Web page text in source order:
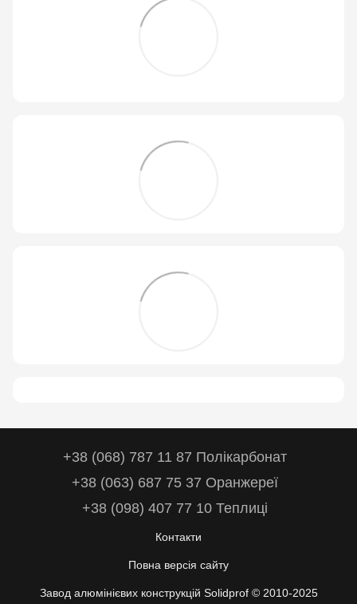
+38 (068) 787 11 87 Полікарбонат
+38 (063) 687 75 37 Оранжереї
+38 (098) 407 77 10 Теплиці
Контакти
Повна версія сайту
Завод алюмінієвих конструкцій Solidprof © 2010-2025